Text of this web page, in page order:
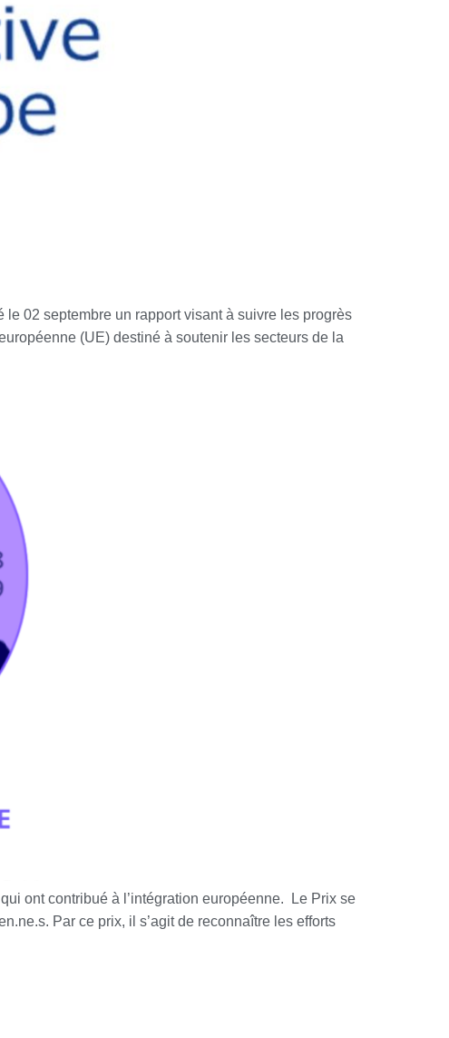
02 septembre un rapport visant à suivre les progrès
(UE) destiné à soutenir les secteurs de la
ont contribué à l’intégration européenne. Le Prix se
Par ce prix, il s’agit de reconnaître les efforts